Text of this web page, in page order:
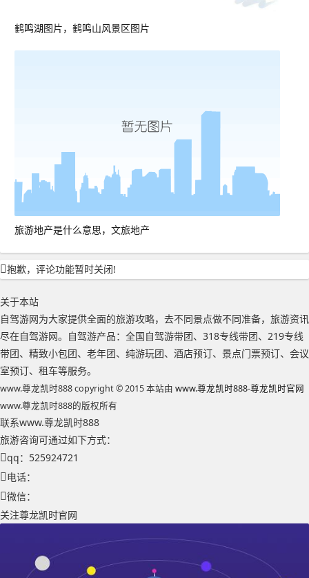
鹤鸣湖图片，鹤鸣山风景区图片
旅游地产是什么意思，文旅地产
抱歉，评论功能暂时关闭!
关于本站
自驾游网为大家提供全面的旅游攻略，去不同景点做不同准备，旅游资讯
尽在自驾游网。自驾游产品：全国自驾游带团、318专线带团、219专线
带团、精致小包团、老年团、纯游玩团、酒店预订、景点门票预订、会议
室预订、租车等服务。
www.尊龙凯时888 copyright © 2015 本站由 www.尊龙凯时888-尊龙凯时官网
www.尊龙凯时888的版权所有
联系www.尊龙凯时888
旅游咨询可通过如下方式：
qq：525924721
电话：
微信：
关注尊龙凯时官网